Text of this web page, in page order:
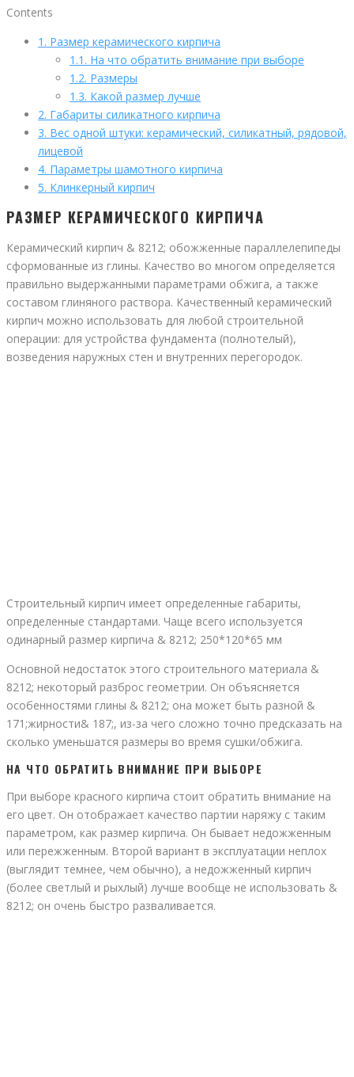
Contents
1. Размер керамического кирпича
1.1. На что обратить внимание при выборе
1.2. Размеры
1.3. Какой размер лучше
2. Габариты силикатного кирпича
3. Вес одной штуки: керамический, силикатный, рядовой,
лицевой
4. Параметры шамотного кирпича
5. Клинкерный кирпич
РАЗМЕР КЕРАМИЧЕСКОГО КИРПИЧА
Керамический кирпич & 8212; обожженные параллелепипеды
сформованные из глины. Качество во многом определяется
правильно выдержанными параметрами обжига, а также
составом глиняного раствора. Качественный керамический
кирпич можно использовать для любой строительной
операции: для устройства фундамента (полнотелый),
возведения наружных стен и внутренних перегородок.
Строительный кирпич имеет определенные габариты,
определенные стандартами. Чаще всего используется
одинарный размер кирпича & 8212; 250*120*65 мм
Основной недостаток этого строительного материала &
8212; некоторый разброс геометрии. Он объясняется
особенностями глины & 8212; она может быть разной &
171;жирности& 187;, из-за чего сложно точно предсказать на
сколько уменьшатся размеры во время сушки/обжига.
НА ЧТО ОБРАТИТЬ ВНИМАНИЕ ПРИ ВЫБОРЕ
При выборе красного кирпича стоит обратить внимание на
его цвет. Он отображает качество партии наряжу с таким
параметром, как размер кирпича. Он бывает недожженным
или пережженным. Второй вариант в эксплуатации неплох
(выглядит темнее, чем обычно), а недожженный кирпич
(более светлый и рыхлый) лучше вообще не использовать &
8212; он очень быстро разваливается.